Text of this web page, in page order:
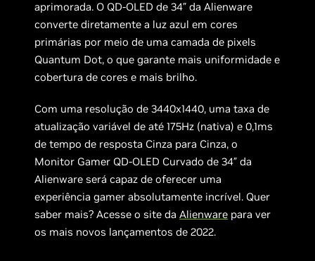
aprimorada. O QD-OLED de 34″ da Alienware
converte diretamente a luz azul em cores
primárias por meio de uma camada de pixels
Quantum Dot, o que garante mais uniformidade e
cobertura de cores e mais brilho.
Com uma resolução de 3440x1440, uma taxa de
atualização variável de até 175Hz (nativa) e 0,1ms
de tempo de resposta Cinza para Cinza, o
Monitor Gamer QD-OLED Curvado de 34″ da
Alienware será capaz de oferecer uma
experiência gamer absolutamente incrível. Quer
saber mais? Acesse o site daAlienware para ver
os mais novos lançamentos de 2022.